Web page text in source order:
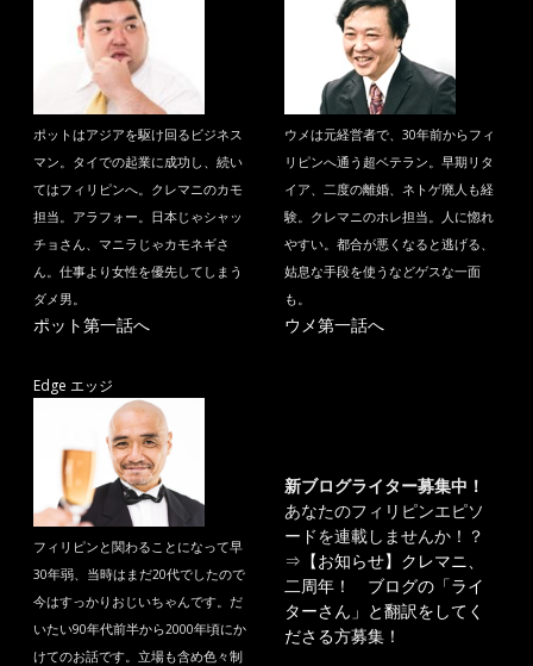
ポットはアジアを駆け回るビジネス
マン。タイでの起業に成功し、続い
てはフィリピンへ。クレマニのカモ
担当。アラフォー。日本じゃシャッ
チョさん、マニラじゃカモネギさ
ん。仕事より女性を優先してしまう
ダメ男。
ポット第一話へ
ウメは元経営者で、30年前からフィ
リピンへ通う超ベテラン。早期リタ
イア、二度の離婚、ネトゲ廃人も経
験。クレマニのホレ担当。人に惚れ
やすい。都合が悪くなると逃げる、
姑息な手段を使うなどゲスな一面
も。
ウメ第一話へ
Edge エッジ
フィリピンと関わることになって早
30年弱、当時はまだ20代でしたので
今はすっかりおじいちゃんです。だ
いたい90年代前半から2000年頃にか
けてのお話です。立場も含め色々制
新ブログライター募集中！
あなたのフィリピンエピソ
ードを連載しませんか！？
⇒ 【お知らせ】クレマニ、
二周年！ ブログの「ライ
ターさん」と翻訳をしてく
ださる方募集！